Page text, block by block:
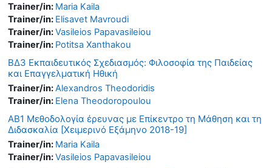
Trainer/in: Maria Kaila
Trainer/in: Elisavet Mavroudi
Trainer/in:Vasileios Papavasileiou
Trainer/in: Potitsa Xanthakou
ΒΔ3 Εκπαιδευτικός Σχεδιασμός: Φιλοσοφία της Παιδείας
και Επαγγελματική Ηθική
Trainer/in:Alexandros Theodoridis
Trainer/in: Elena Theodoropoulou
AB1 Μεθοδολογία έρευνας με Επίκεντρο τη Μάθηση και τη
Διδασκαλία [Χειμερινό Εξάμηνο 2018-19]
Trainer/in: Maria Kaila
Trainer/in:Vasileios Papavasileiou